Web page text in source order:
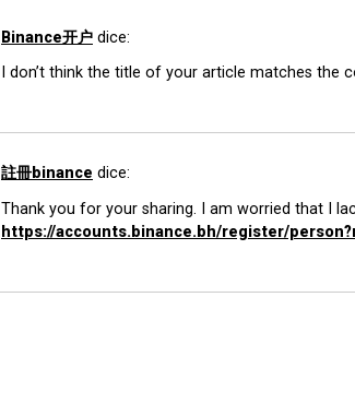
Binance开户 dice:
I don’t think the title of your article matches
註冊binance dice:
Thank you for your sharing. I am worried that I
https://accounts.binance.bh/register/